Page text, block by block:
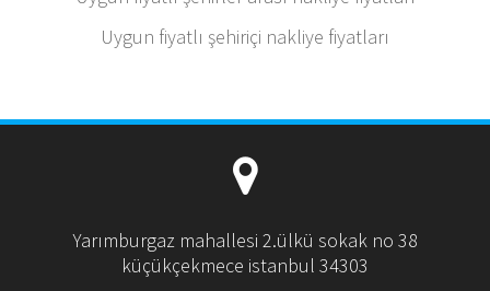
Uygun fiyatlı şehiriçi nakliye fiyatları
Yarımburgaz mahallesi 2.ülkü sokak no 38
küçükçekmece istanbul 34303